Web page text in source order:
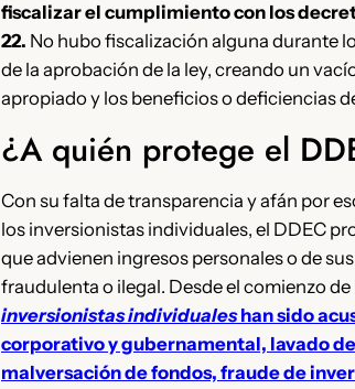
fiscalizar el cumplimiento con los
22. No hubo fiscalización alguna durante
de la aprobación de la ley, creando un
apropiado y los beneficios o deficiencias
¿A quién protege el
Con su falta de transparencia y afán por
los inversionistas individuales, el DDEC
que advienen ingresos personales o de
fraudulenta o ilegal. Desde el comienzo de
inversionistas individualeshan sido
corporativo y gubernamental, lavado
malversación de fondos, fraude de